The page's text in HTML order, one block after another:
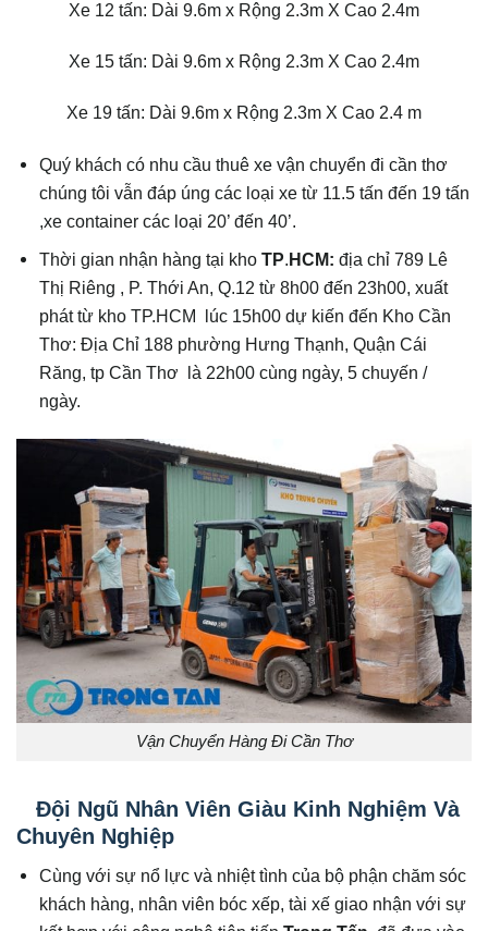
Xe 12 tấn: Dài 9.6m x Rộng 2.3m X Cao 2.4m
Xe 15 tấn: Dài 9.6m x Rộng 2.3m X Cao 2.4m
Xe 19 tấn: Dài 9.6m x Rộng 2.3m X Cao 2.4 m
Quý khách có nhu cầu thuê xe vận chuyển đi cần thơ
chúng tôi vẫn đáp úng các loại xe từ 11.5 tấn đến 19 tấn
,xe container các loại 20’ đến 40’.
Thời gian nhận hàng tại kho TP. HCM: địa chỉ 789 Lê
Thị Riêng , P. Thới An, Q.12 từ 8h00 đến 23h00, xuất
phát từ kho TP.HCM lúc 15h00 dự kiến đến Kho Cần
Thơ: Địa Chỉ 188 phường Hưng Thạnh, Quận Cái
Răng, tp Cần Thơ là 22h00 cùng ngày, 5 chuyến /
ngày.
Vận Chuyển Hàng Đi Cần Thơ
Đội Ngũ Nhân Viên Giàu Kinh Nghiệm Và
Chuyên Nghiệp
Cùng với sự nổ lực và nhiệt tình của bộ phận chăm sóc
khách hàng, nhân viên bóc xếp, tài xế giao nhận với sự